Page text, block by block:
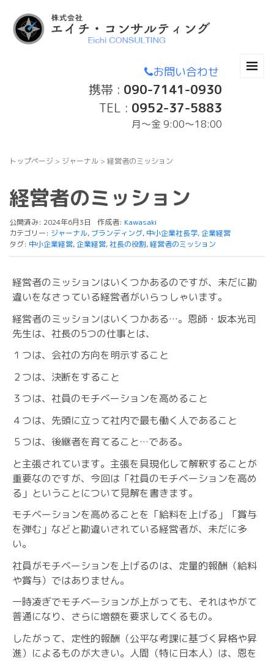
お問い合わせ
携帯 : 090-7141-0930
TEL : 0952-37-5883
月〜金 9:00～18:00
トップページ > ジャーナル > 経営者のミッション
経営者のミッション
公開済み: 2024年6月3日 作成者: Kawasaki
カテゴリー: ジャーナル, ブランディング, 中小企業社長学,企業経営
タグ: 中小企業経営,企業経営,社長の役割,経営者のミッション
経営者のミッションはいくつかあるのですが、未だに勘
違いをなさっている経営者がいらっしゃいます。
経営者のミッションはいくつかある…。恩師・坂本光司
先生は、社長の5つの仕事とは、
１つは、会社の方向を明示すること
２つは、決断をすること
３つは、社員のモチベーションを高めること
４つは、先頭に立って社内で最も働く人であること
５つは、後継者を育てること…である。
と主張されています。主張を具現化して解釈することが
重要なのですが、今回は「社員のモチベーションを高め
る」ということについて見解を書きます。
モチベーションを高めることを「給料を上げる」「賞与
を弾む」などと勘違いされている経営者が、未だに多
い。
社員がモチベーションを上げるのは、定量的報酬（給料
や賞与）ではありません。
一時凌ぎでモチベーションが上がっても、それはやがて
普通になり、さらに増額を要求してくるもの。
したがって、定性的報酬（公平な考課に基づく昇格や昇
進）によるものが大きい。人間（特に日本人）は、恩を